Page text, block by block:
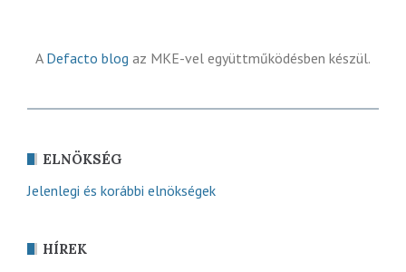
A Defacto blog az MKE-vel együttműködésben készül.
ELNÖKSÉG
Jelenlegi és korábbi elnökségek
HÍREK